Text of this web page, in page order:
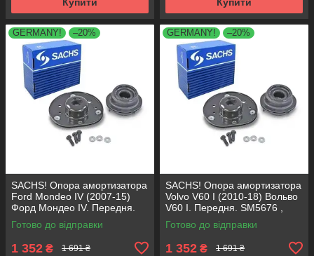
GERMANY! –20%
SACHS! Опора амортизатора
Ford Mondeo IV (2007-15)
Форд Мондео IV. Передня.
SM5676 , 803053 , KB652.30
Готово до відправки
1 352 ₴ 1 691 ₴
GERMANY! –20%
SACHS! Опора амортизатора
Volvo V60 I (2010-18) Вольво
V60 I. Передня. SM5676 ,
803053 , KB652.30
Готово до відправки
1 352 ₴ 1 691 ₴